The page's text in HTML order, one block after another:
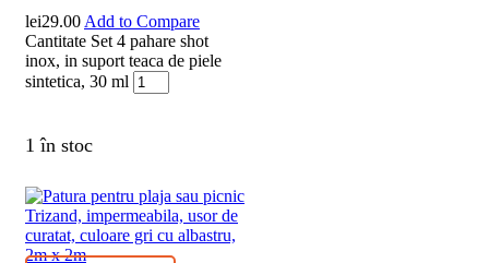
lei29.00 Add to Compare
Cantitate Set 4 pahare shot
inox, in suport teaca de piele
sintetica, 30 ml
1 în stoc